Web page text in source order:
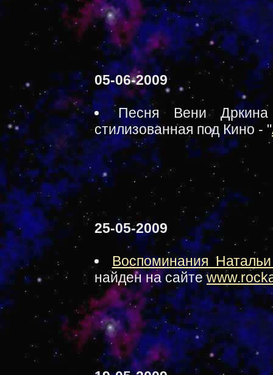
05-06-2009
Песня Вени
стилизованная под Кино - "
25-05-2009
Воспоминания
найден на сайте